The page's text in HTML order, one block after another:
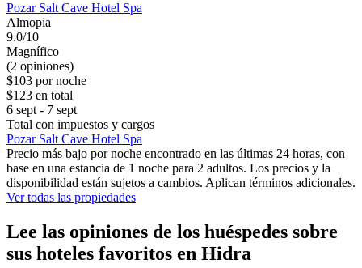
Pozar Salt Cave Hotel Spa
Almopia
9.0/10
Magnífico
(2 opiniones)
$103 por noche
$123 en total
6 sept - 7 sept
Total con impuestos y cargos
Pozar Salt Cave Hotel Spa
Precio más bajo por noche encontrado en las últimas 24 horas, con
base en una estancia de 1 noche para 2 adultos. Los precios y la
disponibilidad están sujetos a cambios. Aplican términos adicionales.
Ver todas las propiedades
Lee las opiniones de los huéspedes sobre
sus hoteles favoritos en Hidra